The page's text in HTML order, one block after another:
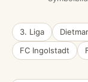
3. Liga
FC Ingolstadt